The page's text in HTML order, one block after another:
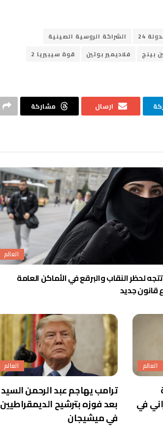
24
الشراكة الروسية الصينية
بينج فلاديمير بوتين
قوة سيبيريا 2
ارسال مشاركة
العالم
تتجه لحظر النقاب والبرقع في الأماكن العامة
قانون جديد
العالم
في
العالم
ترامب يهاجم عبد الرحمن السيد
بعد فوزه بترشيح الديمقراطيين
في ميشيجان